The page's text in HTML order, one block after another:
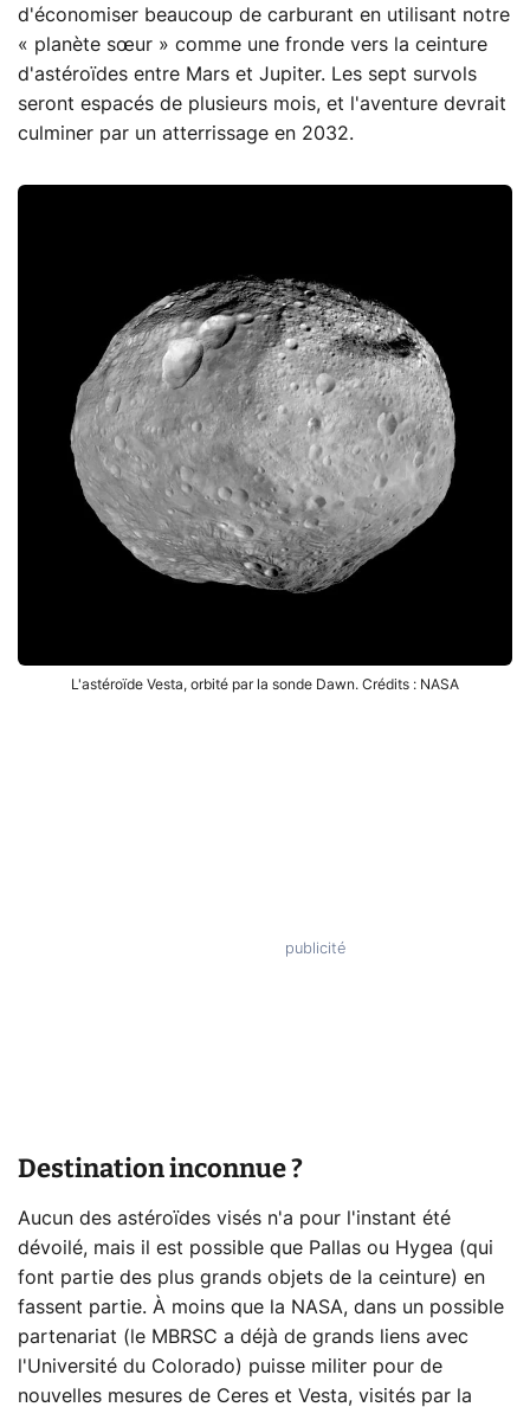
d'économiser beaucoup de carburant en utilisant notre
« planète sœur » comme une fronde vers la ceinture
d'astéroïdes entre Mars et Jupiter. Les sept survols
seront espacés de plusieurs mois, et l'aventure devrait
culminer par un atterrissage en 2032.
L'astéroïde Vesta, orbité par la sonde Dawn. Crédits : NASA
Destination inconnue ?
Aucun des astéroïdes visés n'a pour l'instant été
dévoilé, mais il est possible que Pallas ou Hygea (qui
font partie des plus grands objets de la ceinture) en
fassent partie. À moins que la NASA, dans un possible
partenariat (le MBRSC a déjà de grands liens avec
l'Université du Colorado) puisse militer pour de
nouvelles mesures de Ceres et Vesta, visités par la